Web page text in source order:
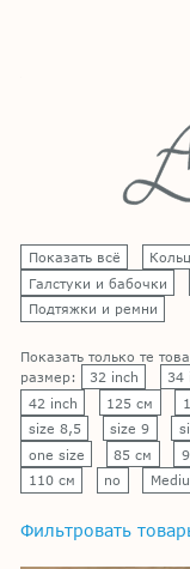
Показать всё
Галстуки и бабочки
Подтяжки и ремни
Показать только те
размер:
32 inch 34
42 inch
125 см
size 8,5
size 9
one size
85 см
110 см
no
Фильтровать